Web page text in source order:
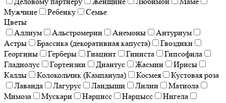
Мужчине
Ребенку
Семье
Цветы
Аллиум
Альстромерии Анемоны
Антуриум
Астры
Брассика (декоративная капуста)
Гвоздики
Георгины
Герберы Гиацинт Гиниста
Гипсофила
Гладиолус
Гортензии Диантус Жасмин
Ирисы
Каллы
Колокольчик (Кампанула) Космея
Кустовая роза
Лаванда
Лагурус Ландыши Лилии
Матиола
Мимоза
Мускари Нарцисс Нарцысс
Нигела